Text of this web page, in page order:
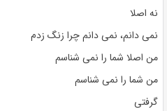
نه اصلا
نمی دانم، نمی دانم چرا زنگ زدم
من اصلا شما را نمی شناسم
من شما را نمی شناسم
گرفتی